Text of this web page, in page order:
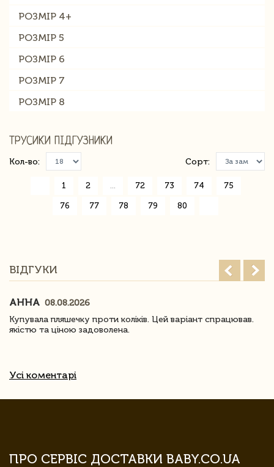
РОЗМІР 4+
РОЗМІР 5
РОЗМІР 6
РОЗМІР 7
РОЗМІР 8
ТРУСИКИ ПІДГУЗНИКИ
Кол-во: Сорт:
1 2 72 73 74 75
76 77 78 79 80
ВІДГУКИ
АННА 08.08.2026
Купувала пляшечку проти коліків. Цей варіант спрацював.
якістю та ціною задоволена.
Усі коментарі
ПРО СЕРВІС ДОСТАВКИ BABY.CO.UA